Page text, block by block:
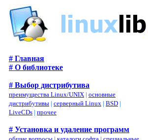
# Главная
# О библиотеке
# Выбор дистрибутива
преимущества Linux/UNIX | основные
дистрибутивы | серверный Linux | BSD |
LiveCDs | прочее
# Установка и удаление программ